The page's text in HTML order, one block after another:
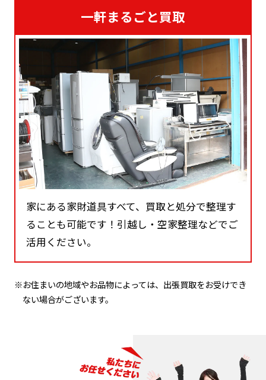
一軒まるごと買取
家にある家財道具すべて、買取と処分で整理す
ることも可能です！引越し・空家整理などでご
活用ください。
※お住まいの地域やお品物によっては、出張買取をお受けでき
ない場合がございます。